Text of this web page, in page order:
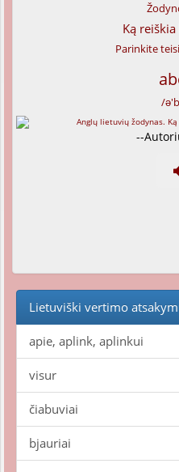
Ką
Parinkite
/
--
Lietuviški vertimo
apie, aplink, aplinkui
visur
čiabuviai
bjauriai